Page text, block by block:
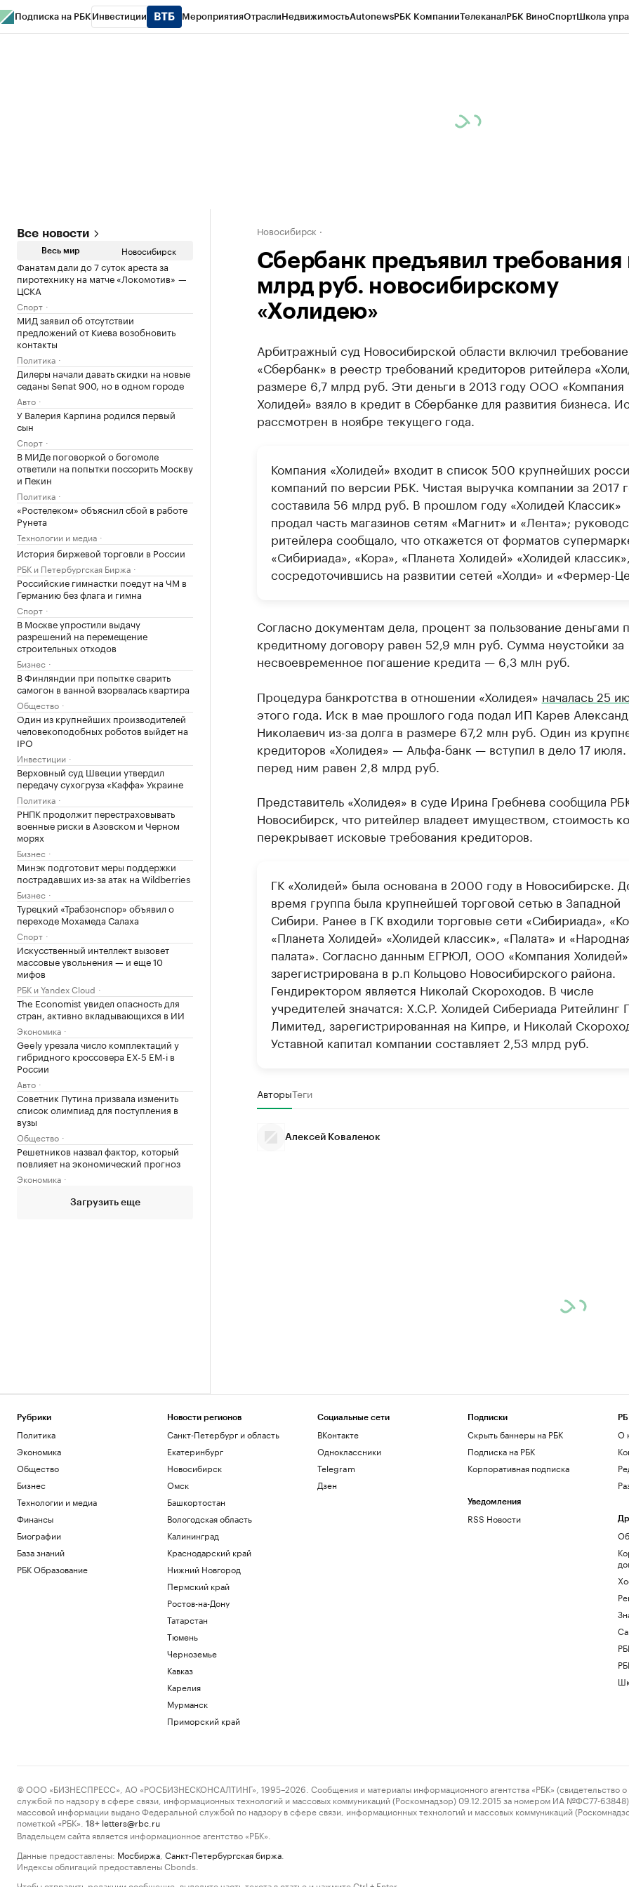
Подписка на РБК Инвестиции МероприятияОтраслиНедвижимостьAutonewsРБК КомпанииТелеканалРБК ВиноСпортШкола
Все новости
Весь мир Новосибирск
Фанатам дали до 7 суток ареста за
пиротехнику на матче «Локомотив» —
ЦСКА
Спорт
МИД заявил об отсутствии
предложений от Киева возобновить
контакты
Политика
Дилеры начали давать скидки на новые
седаны Senat 900, но в одном городе
Авто
У Валерия Карпина родился первый
сын
Спорт
В МИДе поговоркой о богомоле
ответили на попытки поссорить Москву
и Пекин
Политика
«Ростелеком» объяснил сбой в работе
Рунета
Технологии и медиа
История биржевой торговли в России
РБК и Петербургская Биржа
Российские гимнастки поедут на ЧМ в
Германию без флага и гимна
Спорт
В Москве упростили выдачу
разрешений на перемещение
строительных отходов
Бизнес
В Финляндии при попытке сварить
самогон в ванной взорвалась квартира
Общество
Один из крупнейших производителей
человекоподобных роботов выйдет на
IPO
Инвестиции
Верховный суд Швеции утвердил
передачу сухогруза «Каффа» Украине
Политика
РНПК продолжит перестраховывать
военные риски в Азовском и Черном
морях
Бизнес
Минэк подготовит меры поддержки
пострадавших из-за атак на Wildberries
Бизнес
Турецкий «Трабзонспор» объявил о
переходе Мохамеда Салаха
Спорт
Искусственный интеллект вызовет
массовые увольнения — и еще 10
мифов
РБК и Yandex Cloud
The Economist увидел опасность для
стран, активно вкладывающихся в ИИ
Экономика
Geely урезала число комплектаций у
гибридного кроссовера EX-5 EM-i в
России
Авто
Советник Путина призвала изменить
список олимпиад для поступления в
вузы
Общество
Решетников назвал фактор, который
повлияет на экономический прогноз
Экономика
Загрузить еще
Новосибирск
Сбербанк предъявил требования
млрд руб. новосибирскому
«Холидею»
Арбитражный суд Новосибирской области включил
«Сбербанк» в реестр требований кредиторов ритейлера
размере 6,7 млрд руб. Эти деньги в 2013 году ООО «Компания
Холидей» взяло в кредит в Сбербанке для развития бизнеса.
рассмотрен в ноябре текущего года.
Компания «Холидей» входит в список 500 крупнейших
компаний по версии РБК. Чистая выручка компании за 2017
составила 56 млрд руб. В прошлом году «Холидей Классик»
продал часть магазинов сетям «Магнит» и «Лента»;
ритейлера сообщало, что откажется от форматов
«Сибириада», «Кора», «Планета Холидей» «Холидей классик»,
сосредоточившись на развитии сетей «Холди» и «Фермер-
Согласно документам дела, процент за пользование деньгами
кредитному договору равен 52,9 млн руб. Сумма неустойки за
несвоевременное погашение кредита — 6,3 млн руб.
Процедура банкротства в отношении «Холидея» началась 25
этого года. Иск в мае прошлого года подал ИП Карев
Николаевич из-за долга в размере 67,2 млн руб. Один из
кредиторов «Холидея» — Альфа-банк — вступил в дело 17
перед ним равен 2,8 млрд руб.
Представитель «Холидея» в суде Ирина Гребнева сообщила
Новосибирск, что ритейлер владеет имуществом, стоимость
перекрывает исковые требования кредиторов.
ГК «Холидей» была основана в 2000 году в Новосибирске.
время группа была крупнейшей торговой сетью в Западной
Сибири. Ранее в ГК входили торговые сети «Сибириада»,
«Планета Холидей» «Холидей классик», «Палата» и
палата». Согласно данным ЕГРЮЛ, ООО «Компания Холидей»
зарегистрирована в р.п Кольцово Новосибирского района.
Гендиректором является Николай Скороходов. В числе
учредителей значатся: Х.С.Р. Холидей Сибериада Ритейлинг
Лимитед, зарегистрированная на Кипре, и Николай
Уставной капитал компании составляет 2,53 млрд руб.
АвторыТеги
Алексей Коваленок
Рубрики
Политика
Экономика
Общество
Бизнес
Технологии и медиа
Финансы
Биографии
База знаний
РБК Образование
Новости регионов
Санкт-Петербург и область
Екатеринбург
Новосибирск
Омск
Башкортостан
Вологодская область
Калининград
Краснодарский край
Нижний Новгород
Пермский край
Ростов-на-Дону
Татарстан
Тюмень
Черноземье
Кавказ
Карелия
Мурманск
Приморский край
Социальные сети
ВКонтакте
Одноклассники
Telegram
Дзен
Подписки
Скрыть баннеры на РБК
Подписка на РБК
Корпоративная подписка
Уведомления
RSS Новости
О
© ООО «БИЗНЕСПРЕСС», АО «РОСБИЗНЕСКОНСАЛТИНГ», 1995–2026. Сообщения и материалы информационного агентства «РБК» (свидетельство о
службой по надзору в сфере связи, информационных технологий и массовых коммуникаций (Роскомнадзор) 09.12.2015 за номером ИА №ФС77-63848)
массовой информации выдано Федеральной службой по надзору в сфере связи, информационных технологий и массовых коммуникаций
пометкой «РБК».
18+ letters@rbc.ru
Владельцем сайта является информационное агентство «РБК».
Данные предоставлены: Мосбиржа Санкт-Петербургская биржа
Индексы облигаций предоставлены Cbonds.